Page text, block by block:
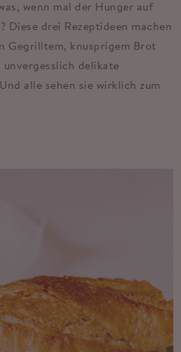
wenn mal der Hunger auf
Diese drei Rezeptideen machen
Gegrilltem, knusprigem Brot
delikate
alle sehen sie wirklich zum